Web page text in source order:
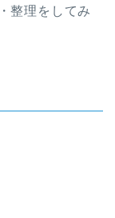
整理をしてみ